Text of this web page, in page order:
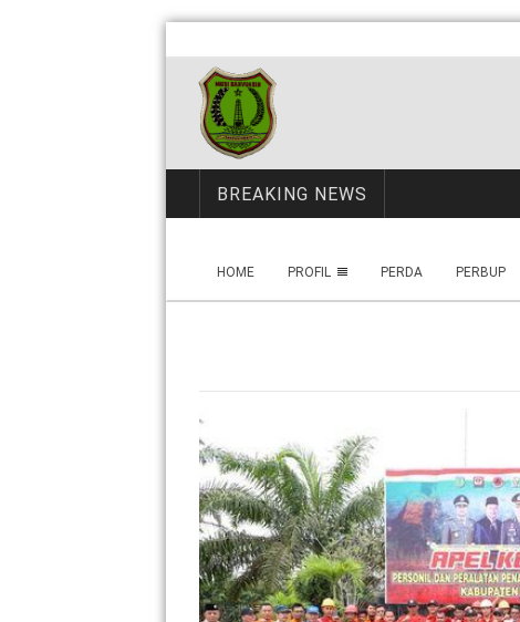
BREAKING NEWS
HOME PROFIL PERDA PERBUP